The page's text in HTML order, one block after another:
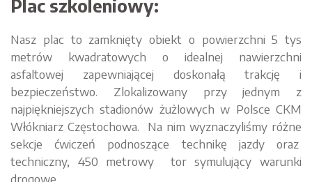
Plac szkoleniowy:
Nasz plac to zamknięty obiekt o powierzchni 5 tys
metrów kwadratowych o idealnej nawierzchni
asfaltowej zapewniającej doskonałą trakcję i
bezpieczeństwo. Zlokalizowany przy jednym z
najpiękniejszych stadionów żużlowych w Polsce CKM
Włókniarz Częstochowa. Na nim wyznaczyliśmy różne
sekcje ćwiczeń podnoszące technikę jazdy oraz
techniczny, 450 metrowy tor symulujący warunki
drogowe.